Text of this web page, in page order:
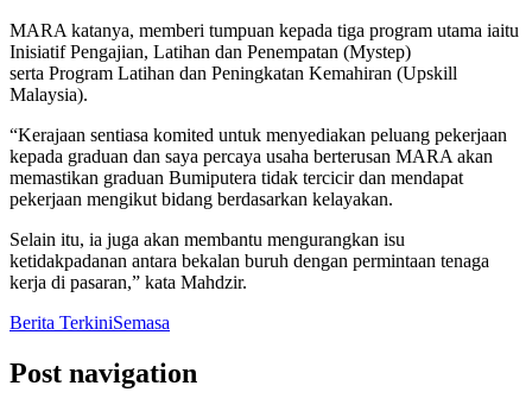
MARA katanya, memberi tumpuan kepada tiga program utama iaitu
Inisiatif Pengajian, Latihan dan Penempatan (Mystep)
serta Program Latihan dan Peningkatan Kemahiran (Upskill
Malaysia).
“Kerajaan sentiasa komited untuk menyediakan peluang pekerjaan
kepada graduan dan saya percaya usaha berterusan MARA akan
memastikan graduan Bumiputera tidak tercicir dan mendapat
pekerjaan mengikut bidang berdasarkan kelayakan.
Selain itu, ia juga akan membantu mengurangkan isu
ketidakpadanan antara bekalan buruh dengan permintaan tenaga
kerja di pasaran,” kata Mahdzir.
Berita TerkiniSemasa
Post navigation